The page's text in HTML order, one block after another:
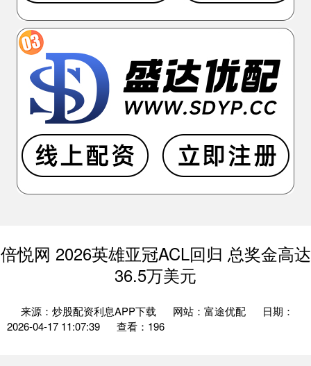
倍悦网 2026英雄亚冠ACL回归 总奖金高达
36.5万美元
来源：炒股配资利息APP下载 网站：富途优配
日期：
2026-04-17 11:07:39
查看：196